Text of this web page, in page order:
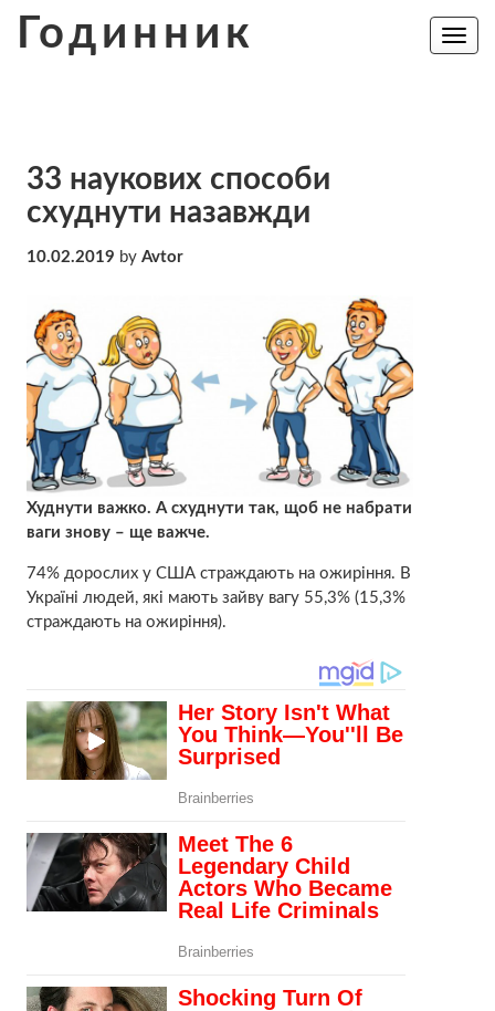
Годинник
Toggle
33 наукових способи
схуднути назавжди
10.02.2019 by Avtor
Худнути важко. А схуднути так, щоб не набрати
ваги знову – ще важче.
74% дорослих у США страждають на ожиріння. В
Україні людей, які мають зайву вагу 55,3% (15,3%
страждають на ожиріння).